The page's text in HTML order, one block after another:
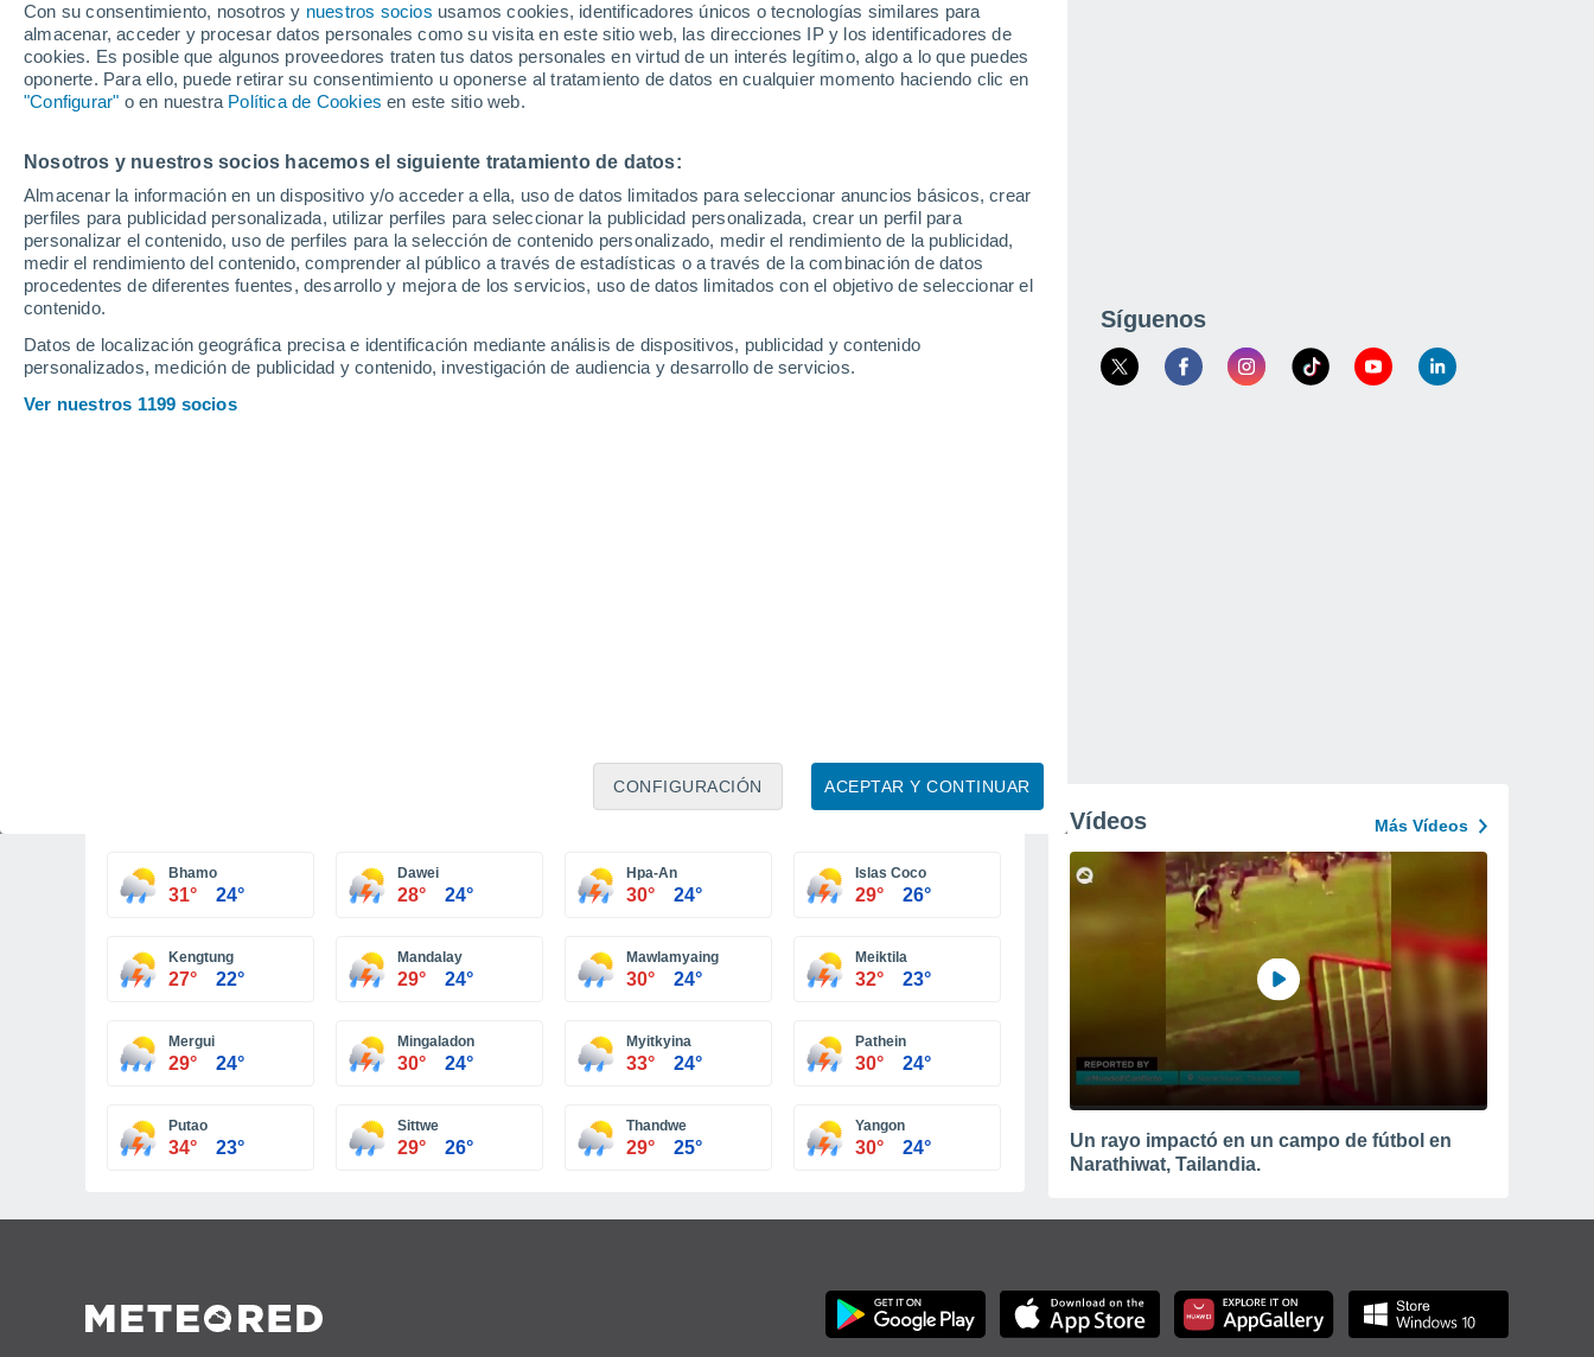
Con su consentimiento, nosotros y nuestros socios usamos cookies, identificadores únicos o tecnologías similares para
almacenar, acceder y procesar datos personales como su visita en este sitio web, las direcciones IP y los identificadores de
cookies. Es posible que algunos proveedores traten tus datos personales en virtud de un interés legítimo, algo a lo que puedes
oponerte. Para ello, puede retirar su consentimiento u oponerse al tratamiento de datos en cualquier momento haciendo clic en
"Configurar" o en nuestra Política de Cookies en este sitio web.
Nosotros y nuestros socios hacemos el siguiente tratamiento de datos:
Almacenar la información en un dispositivo y/o acceder a ella, uso de datos limitados para seleccionar anuncios básicos, crear
perfiles para publicidad personalizada, utilizar perfiles para seleccionar la publicidad personalizada, crear un perfil para
personalizar el contenido, uso de perfiles para la selección de contenido personalizado, medir el rendimiento de la publicidad,
medir el rendimiento del contenido, comprender al público a través de estadísticas o a través de la combinación de datos
procedentes de diferentes fuentes, desarrollo y mejora de los servicios, uso de datos limitados con el objetivo de seleccionar el
contenido.
Datos de localización geográfica precisa e identificación mediante análisis de dispositivos, publicidad y contenido
personalizados, medición de publicidad y contenido, investigación de audiencia y desarrollo de servicios.
Ver nuestros 1199 socios
ACEPTAR Y CONTINUAR
CONFIGURACIÓN
29°
26°
Islas Coco
Kengtung
Hpa-An
29°
25°
Thandwe
28°
24°
Dawei
29°
26°
Sittwe
Yangon
Síguenos
Bhamo
31° 24°
Dawei
28° 24°
Hpa-An
30° 24°
Islas Coco
29° 26°
Kengtung
27° 22°
Mandalay
29° 24°
Mawlamyaing
30° 24°
Meiktila
32° 23°
Mergui
29° 24°
Mingaladon
30° 24°
Myitkyina
33° 24°
Pathein
30° 24°
Putao
34° 23°
Sittwe
29° 26°
Thandwe
29° 25°
Yangon
30° 24°
Vídeos Más Vídeos
Un rayo impactó en un campo de fútbol en
Narathiwat, Tailandia.